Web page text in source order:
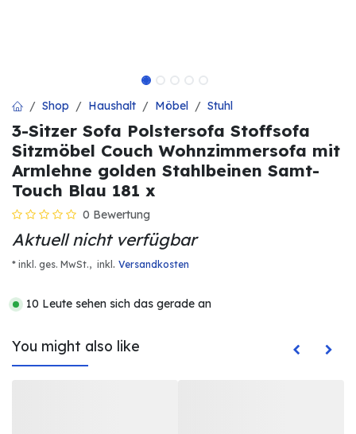
Shop Haushalt Möbel Stuhl
3-Sitzer Sofa Polstersofa Stoffsofa
Sitzmöbel Couch Wohnzimmersofa mit
Armlehne golden Stahlbeinen Samt-
Touch Blau 181 x
0 Bewertung
Aktuell nicht verfügbar
* inkl. ges. MwSt., inkl . Versandkosten
10 Leute sehen sich das gerade an
You might also like